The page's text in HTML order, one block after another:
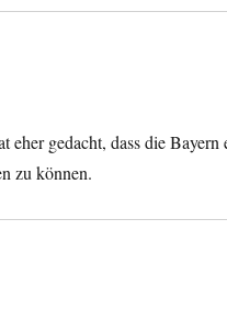
gedacht, dass die
zu können.